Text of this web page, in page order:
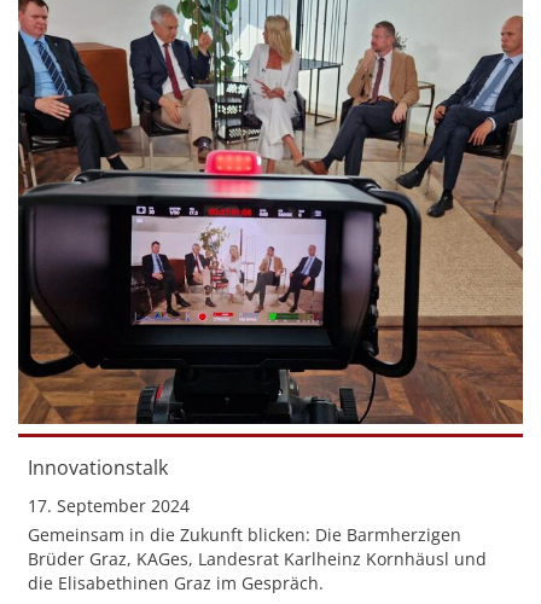
Innovationstalk
17. September 2024
Gemeinsam in die Zukunft blicken: Die Barmherzigen
Brüder Graz, KAGes, Landesrat Karlheinz Kornhäusl und
die Elisabethinen Graz im Gespräch.